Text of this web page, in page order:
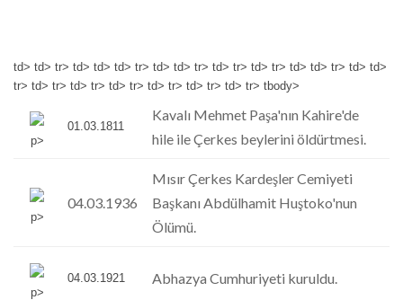
td> td> tr> td> td> td> tr> td> td> tr> td> tr> td> tr> td> td> tr> td> td>
tr> td> tr> td> tr> td> tr> td> tr> td> tr> td> tr> tbody>
p>
01.03.1811
Kavalı Mehmet Paşa'nın Kahire'de
hile ile Çerkes beylerini öldürtmesi.
p>
04.03.1936
Mısır Çerkes Kardeşler Cemiyeti
Başkanı Abdülhamit Huştoko'nun
Ölümü.
p>
04.03.1921 Abhazya Cumhuriyeti kuruldu.